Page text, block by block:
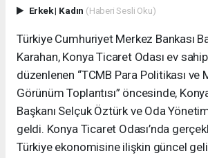
Erkek| Kadın (Haberi Sesli Oku)
Türkiye Cumhuriyet Merkez Bankası
Karahan, Konya Ticaret Odası ev
düzenlenen “TCMB Para Politikası ve
Görünüm Toplantısı” öncesinde,
Başkanı Selçuk Öztürk ve Oda
geldi. Konya Ticaret Odası’nda
Türkiye ekonomisine ilişkin güncel